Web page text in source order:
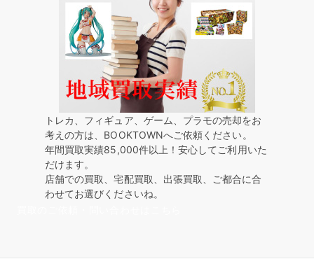
トレカ、フィギュア、ゲーム、プラモの売却をお
考えの方は、BOOKTOWNへご依頼ください。
年間買取実績85,000件以上！安心してご利用いた
だけます。
店舗での買取、宅配買取、出張買取、ご都合に合
わせてお選びくださいね。